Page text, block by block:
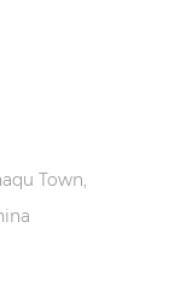
Town,